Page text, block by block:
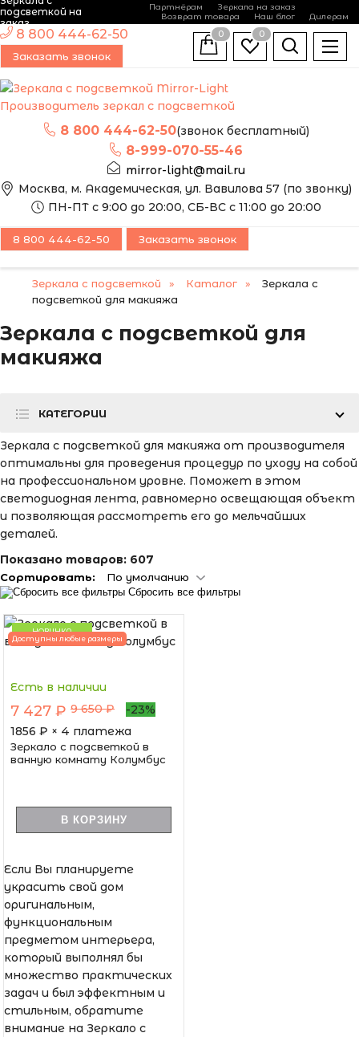
подсветкой на
заказ
Партнёрам
Зеркала на заказ
Возврат товара
Наш блог Дилерам
Производитель зеркал с подсветкой
8 800 444-62-50(звонок бесплатный)
8-999-070-55-46
mirror-light@mail.ru
Москва, м. Академическая, ул. Вавилова 57 (по звонку)
ПН-ПТ с 9:00 до 20:00, СБ-ВС с 11:00 до 20:00
8 800 444-62-50
Заказать звонок
0
0
8 800 444-62-50 Заказать звонок
Зеркала с подсветкой Каталог
Зеркала с
подсветкой для макияжа
Зеркала с подсветкой для
макияжа
КАТЕГОРИИ
Зеркала с подсветкой для макияжа от производителя
оптимальны для проведения процедур по уходу на собой
на профессиональном уровне. Поможет в этом
светодиодная лента, равномерно освещающая объект
и позволяющая рассмотреть его до мельчайших
деталей.
Показано товаров: 607
Сортировать: По умолчанию
Сбросить все фильтры
НОВИНКА
Доступны любые размеры
Есть в наличии
7 427 ₽ 9 650 ₽
-23%
1856 ₽ × 4 платежа
Зеркало с подсветкой в
ванную комнату Колумбус
В КОРЗИНУ
Если Вы планируете
украсить свой дом
оригинальным,
функциональным
предметом интерьера,
который выполнял бы
множество практических
задач и был эффектным и
стильным, обратите
внимание на Зеркало с